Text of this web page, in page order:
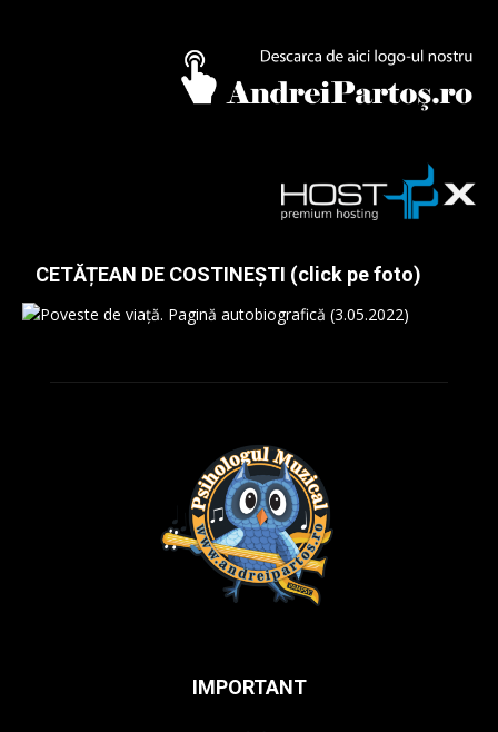
CETĂȚEAN DE COSTINEȘTI (click pe foto)
IMPORTANT